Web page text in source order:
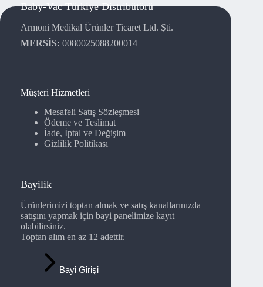
Baby-Vac Türkiye Distribütörü
Armoni Medikal Ürünler Ticaret Ltd. Şti.
MERSİS: 0080025088200014
Müşteri Hizmetleri
Mesafeli Satış Sözleşmesi
Ödeme ve Teslimat
İade, İptal ve Değişim
Gizlilik Politikası
Bayilik
Ürünlerimizi toptan almak ve satış kanallarınızda
satışını yapmak için bayi panelimize kayıt
olabilirsiniz.
Toptan alım en az 12 adettir.
Bayi Girişi